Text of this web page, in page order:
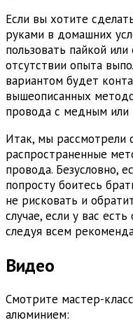
Если вы хотите
руками в домашних
пользовать пайкой
отсутствии опыта
вариантом будет
вышеописанных
провода с медным или
Итак, мы рассмотрели
распространенные
провода. Безусловно,
попросту боитесь
не рисковать и
случае, если у вас
следуя всем
Видео
Смотрите мастер-
алюминием: